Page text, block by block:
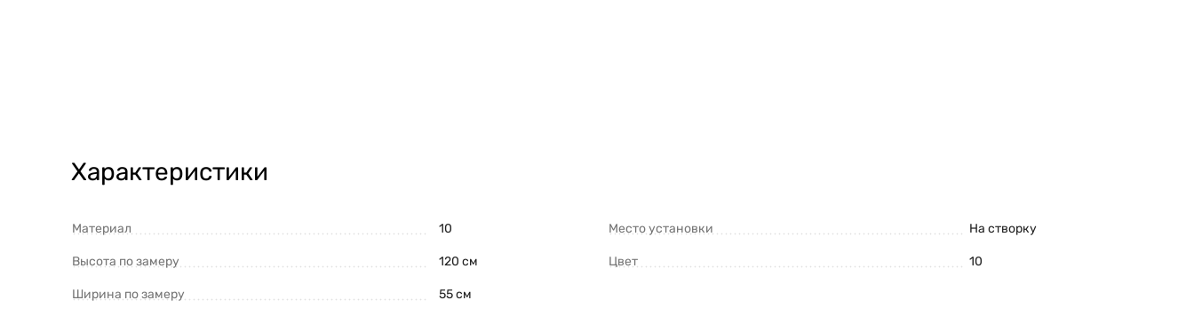
Характеристики
Материал 10
Высота по замеру 120 см
Ширина по замеру 55 см
Место установки На створку
Цвет 10